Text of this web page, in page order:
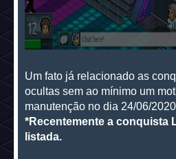
Um fato já relacionado as
ocultas sem ao mínimo um
manutenção no dia 24/06/
*Recentemente a conquista
listada.